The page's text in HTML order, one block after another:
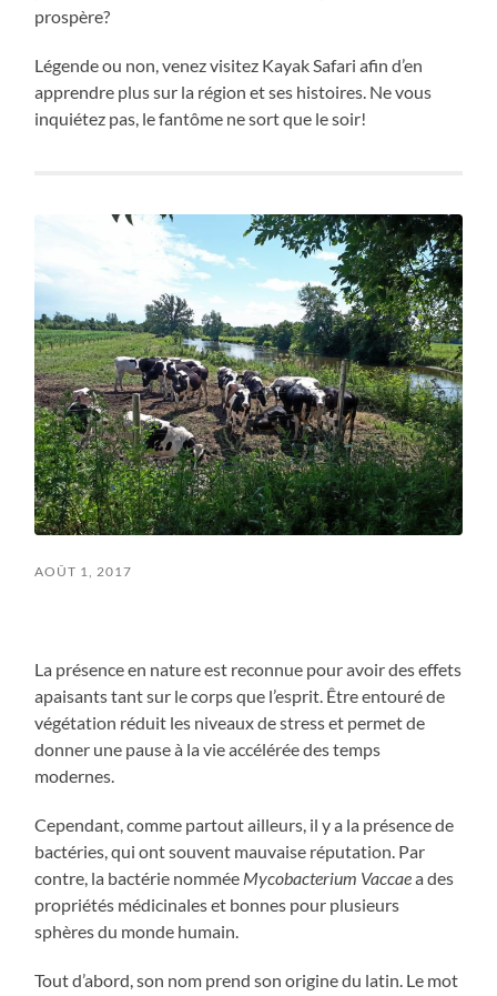
prospère?
Légende ou non, venez visitez Kayak Safari afin d’en
apprendre plus sur la région et ses histoires. Ne vous
inquiétez pas, le fantôme ne sort que le soir!
AOÛT 1, 2017
La présence en nature est reconnue pour avoir des effets
apaisants tant sur le corps que l’esprit. Être entouré de
végétation réduit les niveaux de stress et permet de
donner une pause à la vie accélérée des temps
modernes.
Cependant, comme partout ailleurs, il y a la présence de
bactéries, qui ont souvent mauvaise réputation. Par
contre, la bactérie nommée Mycobacterium Vaccaea des
propriétés médicinales et bonnes pour plusieurs
sphères du monde humain.
Tout d’abord, son nom prend son origine du latin. Le mot